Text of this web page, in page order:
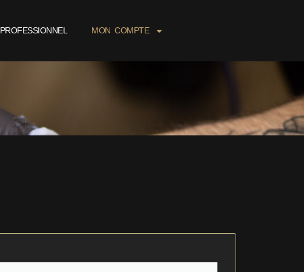
PROFESSIONNEL MON COMPTE